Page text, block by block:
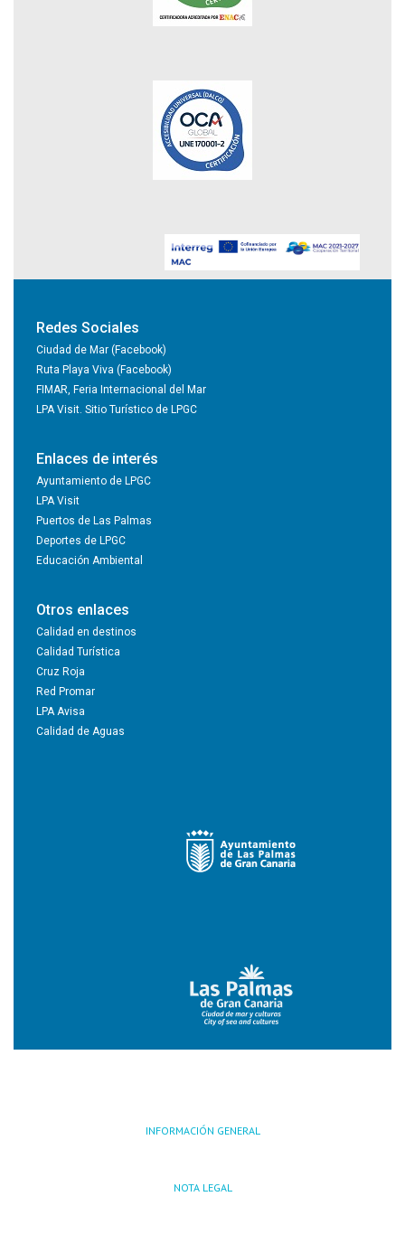
Redes Sociales
Ciudad de Mar (Facebook)
Ruta Playa Viva (Facebook)
FIMAR, Feria Internacional del Mar
LPA Visit. Sitio Turístico de LPGC
Enlaces de interés
Ayuntamiento de LPGC
LPA Visit
Puertos de Las Palmas
Deportes de LPGC
Educación Ambiental
Otros enlaces
Calidad en destinos
Calidad Turística
Cruz Roja
Red Promar
LPA Avisa
Calidad de Aguas
INFORMACIÓN GENERAL
NOTA LEGAL